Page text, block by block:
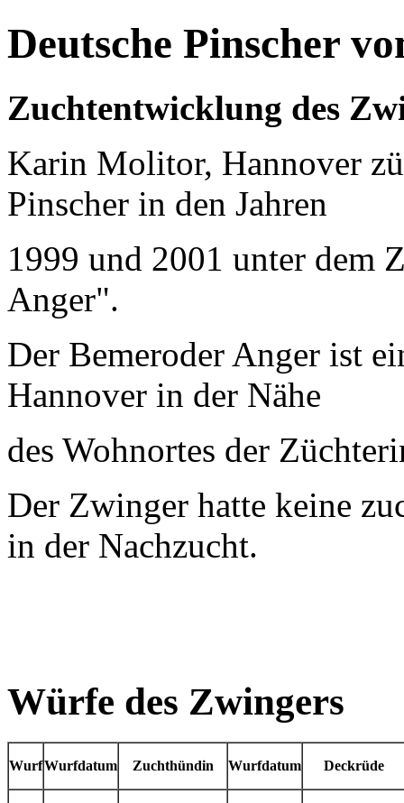
Deutsche Pinscher
Zuchtentwicklung des
Karin Molitor, Hannover
Pinscher in den Jahren
1999 und 2001 unter dem
Anger".
Der Bemeroder Anger ist
Hannover in der Nähe
des Wohnortes der
Der Zwinger hatte keine
in der Nachzucht.
Würfe des Zwingers
WurfWurfdatum Zuchthündin Wurfdatum Deckrüde